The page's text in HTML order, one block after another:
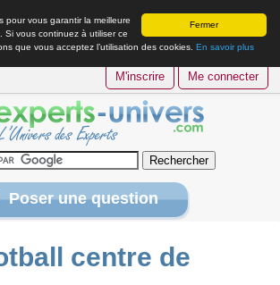
Fermer
pour vous garantir la meilleure
Si vous continuez à utiliser ce
que vous acceptez l’utilisation des cookies. En savoir plus
M'inscrire Me connecter
Poser une question
centre de